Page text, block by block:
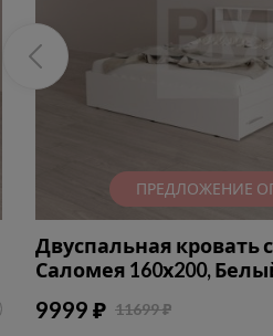
ПРЕДЛОЖЕНИЕ
Двуспальная кровать
Саломея 160х200,
9999 ₽ 11699 ₽